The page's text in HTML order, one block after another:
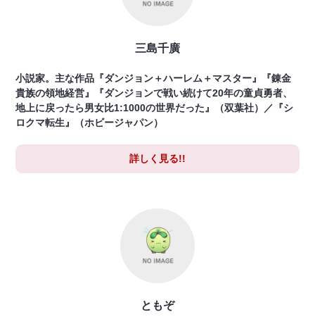
三島千廣
小説家。主な作品『ダンジョン＋ハーレム＋マスター』『錬金
貴族の領地経営』『ダンジョンで戦い続けて20年の童貞勇者、
地上に戻ったら男女比1:1000の世界だった』（双葉社）／『シ
ロクマ転生』（ホビージャパン）
詳しく見る!!
ともぞ